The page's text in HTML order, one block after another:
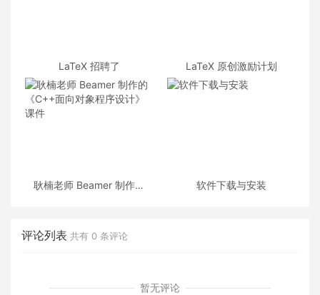
LaTeX 招聘了 LaTeX 原创激励计划
耿楠老师 Beamer 制作的
软件下载与安装
评论列表 共有 0 条评论
暂无评论